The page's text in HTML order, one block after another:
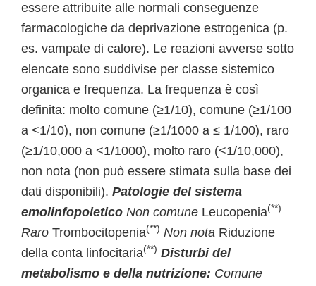
essere attribuite alle normali conseguenze
farmacologiche da deprivazione estrogenica (p.
es. vampate di calore). Le reazioni avverse sotto
elencate sono suddivise per classe sistemico
organica e frequenza. La frequenza è così
definita: molto comune (≥1/10), comune (≥1/100
a <1/10), non comune (≥1/1000 a ≤ 1/100), raro
(≥1/10,000 a <1/1000), molto raro (<1/10,000),
non nota (non può essere stimata sulla base dei
dati disponibili). Patologie del sistema
emolinfopoietico Non comune Leucopenia(**)
Raro Trombocitopenia(**) Non nota Riduzione
della conta linfocitaria(**) Disturbi del
metabolismo e della nutrizione: Comune